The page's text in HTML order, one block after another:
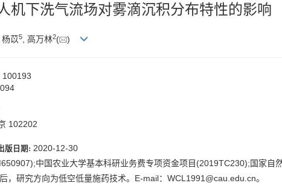
机下洗气流场对雾滴沉积分布特性的影响
, 杨苡5 , 高万林2( )
100193
102202
版日期: 2020-12-30
中国农业大学基本科研业务费专项资金项目(2019TC230);国家自
，研究方向为低空低量施药技术。E-mail： WCL1991@cau.edu.cn。